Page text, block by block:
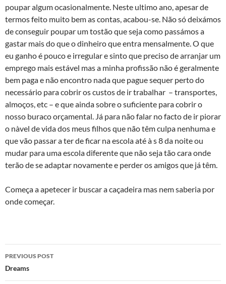
poupar algum ocasionalmente. Neste ultimo ano, apesar de
termos feito muito bem as contas, acabou-se. Não só deixámos
de conseguir poupar um tostão que seja como passámos a
gastar mais do que o dinheiro que entra mensalmente. O que
eu ganho é pouco e irregular e sinto que preciso de arranjar um
emprego mais estável mas a minha profissão não é geralmente
bem paga e não encontro nada que pague sequer perto do
necessário para cobrir os custos de ir trabalhar – transportes,
almoços, etc – e que ainda sobre o suficiente para cobrir o
nosso buraco orçamental. Já para não falar no facto de ir piorar
o nà­vel de vida dos meus filhos que não têm culpa nenhuma e
que vão passar a ter de ficar na escola até à s 8 da noite ou
mudar para uma escola diferente que não seja tão cara onde
terão de se adaptar novamente e perder os amigos que já têm.
Começa a apetecer ir buscar a caçadeira mas nem saberia por
onde começar.
Post
navigation
PREVIOUS POST
Dreams